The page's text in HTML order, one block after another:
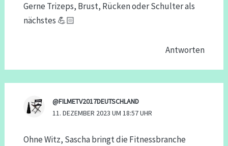
Gerne Trizeps, Brust, Rücken oder Schulter als
nächstes 💪🏻
Antworten
@FILMETV2017DEUTSCHLAND
11. DEZEMBER 2023 UM 18:57 UHR
Ohne Witz, Sascha bringt die Fitnessbranche